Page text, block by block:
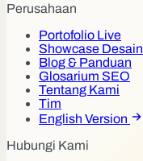
Perusahaan
Portofolio Live
Showcase Desain
Blog & Panduan
Glosarium SEO
Tentang Kami
Tim
English Version
Hubungi Kami